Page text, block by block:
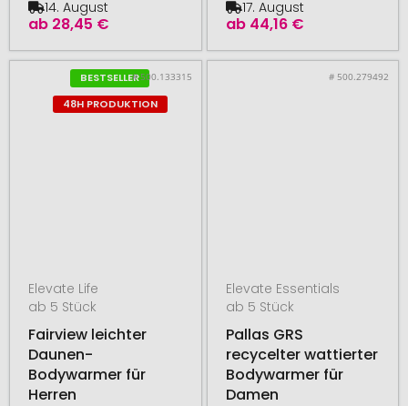
ab 28,45 €
14. August
ab 44,16 €
17. August
BESTSELLER
48H PRODUKTION
# 500.133315
Elevate Life
ab 5 Stück
Fairview leichter
Daunen-
Bodywarmer für
Herren
# 500.279492
Elevate Essentials
ab 5 Stück
Pallas GRS
recycelter wattierter
Bodywarmer für
Damen